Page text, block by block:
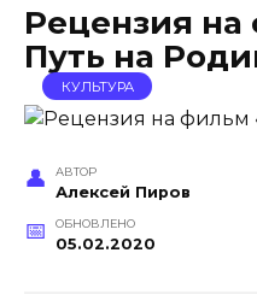
Рецензия
Путь на
КУЛЬТУРА
АВТОР
Алексей Пиров
ОБНОВЛЕНО
05.02.2020